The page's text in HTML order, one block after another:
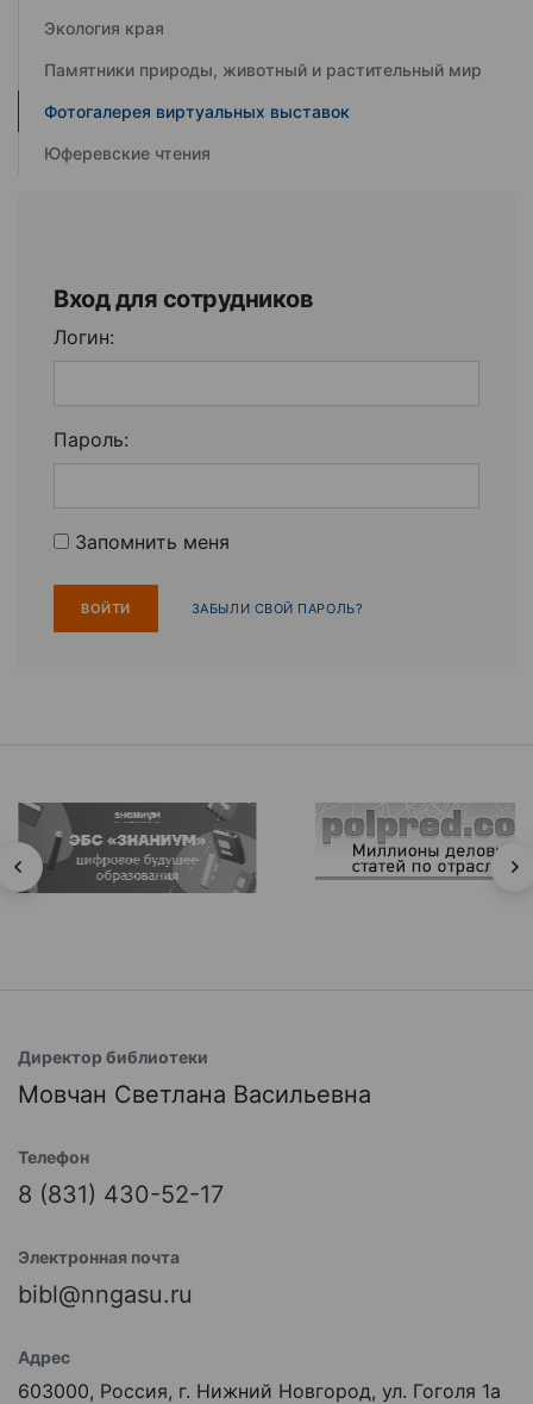
Экология края
Памятники природы, животный и растительный мир
Фотогалерея виртуальных выставок
Юферевские чтения
Вход для сотрудников
Логин:
Пароль:
Запомнить меня
ЗАБЫЛИ СВОЙ ПАРОЛЬ?
Директор библиотеки
Мовчан Светлана Васильевна
Телефон
8 (831) 430-52-17
Электронная почта
bibl@nngasu.ru
Адрес
603000, Россия, г. Нижний Новгород, ул. Гоголя 1а